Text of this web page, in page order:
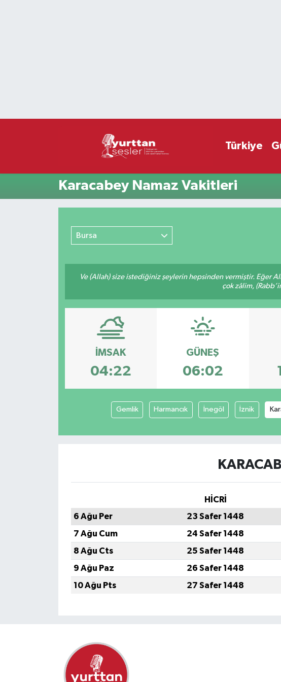
Türkiye
Karacabey Namaz Vakitleri
Bursa
Ve (Allah) size istediğiniz şeylerin hepsinden vermiştir. Eğer
çok zâlim,
İMSAK
04:22
GÜNEŞ
06:02
Gemlik Harmancık İnegöl İznik
HİCRİ
6 Ağu Per
23 Safer 1448
7 Ağu Cum
24 Safer 1448
8 Ağu Cts
25 Safer 1448
9 Ağu Paz
26 Safer 1448
10 Ağu Pts
27 Safer 1448
Süper Lig Puan Durumu ve Fikstür